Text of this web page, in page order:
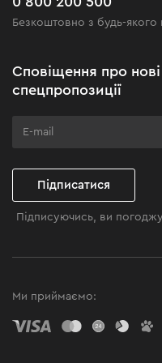
Чорна п'ятниця
Клуб майстерності
Безкоштовно з будь-якого
Сповіщення про нові
спецпропозиції
Підписатися
Підписуючись, ви
Ми приймаємо: